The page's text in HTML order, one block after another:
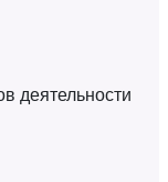
деятельности